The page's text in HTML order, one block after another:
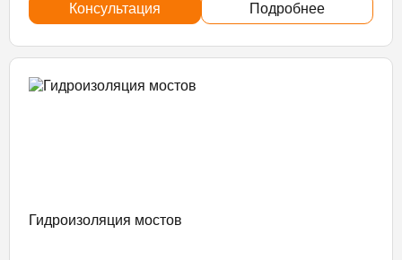
Консультация Подробнее
Гидроизоляция мостов